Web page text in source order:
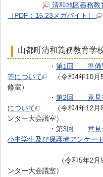
清和地区義務
（PDF：15.23メガバイト）
山都町清和義務教育学
・第1回 準備委
等について
（令和4年10月
修室）
・第2回 意見交
について
（令和4年12月8
ンター大会議室）
・第3回 意見交
小中学生及び保護者アンケー
（令和5年2月9日：
ンター大会議室）